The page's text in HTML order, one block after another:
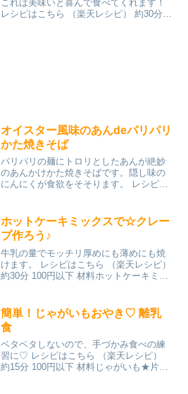
これは美味いと喜んで食べてくれます！
レシピはこちら （楽天レシピ） 約30分
オイスター風味のあんdeパリパリ
かた焼きそば
パリパリの麺にトロリとしたあんが絶妙
のあんかけかた焼きそばです。隠し味の
にんにくが食欲をそそります。 レシピは
フードミックス）＜野菜類＞お好みで♪に
んじん、ネギ白...
ホットケーキミックスで☆クレー
プ作ろう♪
牛乳の量でモッチリ厚めにも薄めにも焼
けます。 レシピはこちら （楽天レシピ）
約30分 100円以下 材料ホットケーキミッ
簡単！じゃがいもおやき♡ 離乳
食
ベタベタしないので、手づかみ食べの練
習に♡ レシピはこちら （楽天レシピ）
約15分 100円以下 材料じゃがいも★片栗